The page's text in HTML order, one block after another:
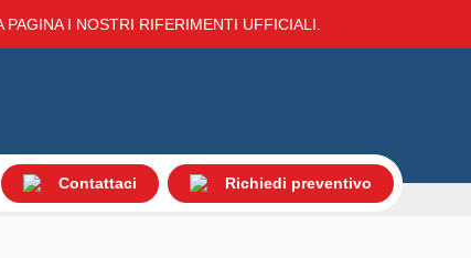
I NOSTRI RIFERIMENTI UFFICIALI.
Contattaci Richiedi preventivo